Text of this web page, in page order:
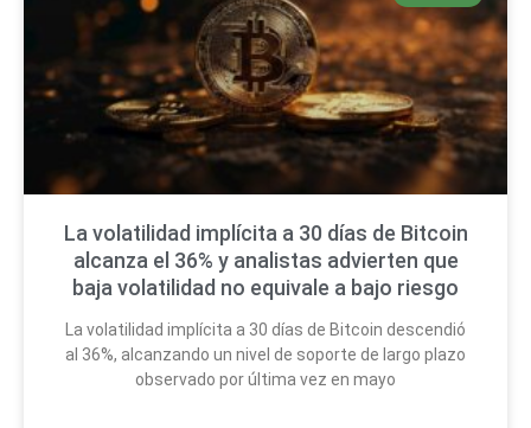
La volatilidad implícita a 30 días de Bitcoin
alcanza el 36% y analistas advierten que
baja volatilidad no equivale a bajo riesgo
La volatilidad implícita a 30 días de Bitcoin descendió
al 36%, alcanzando un nivel de soporte de largo plazo
observado por última vez en mayo